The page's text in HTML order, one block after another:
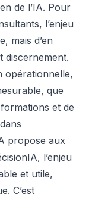
de l’IA. Pour
l’enjeu
mais d’en
discernement.
opérationnelle,
que
et de
propose aux
l’enjeu
et utile,
C’est